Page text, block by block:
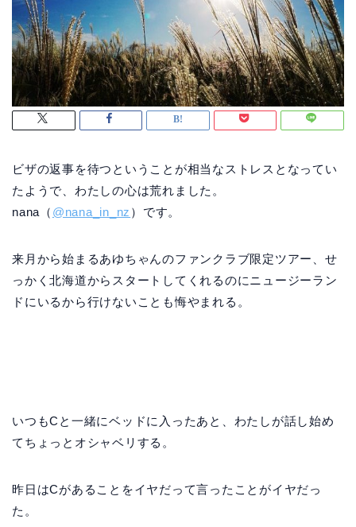
ビザの返事を待つということが相当なストレスとなってい
たようで、わたしの心は荒れました。
nana（ @nana_in_nz ）です。
来月から始まるあゆちゃんのファンクラブ限定ツアー、せ
っかく北海道からスタートしてくれるのにニュージーラン
ドにいるから行けないことも悔やまれる。
いつもCと一緒にベッドに入ったあと、わたしが話し始め
てちょっとオシャベリする。
昨日はCがあることをイヤだって言ったことがイヤだっ
た。